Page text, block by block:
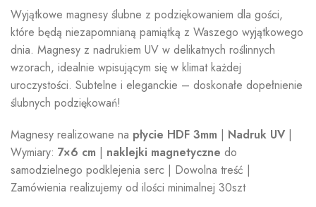
Wyjątkowe magnesy ślubne z podziękowaniem dla gości,
które będą niezapomnianą pamiątką z Waszego wyjątkowego
dnia. Magnesy z nadrukiem UV w delikatnych roślinnych
wzorach, idealnie wpisującym się w klimat każdej
uroczystości. Subtelne i eleganckie – doskonałe dopełnienie
ślubnych podziękowań!
Magnesy realizowane na płycie HDF 3mm | Nadruk UV |
Wymiary: 7×6 cm | naklejki magnetyczne do
samodzielnego podklejenia serc | Dowolna treść |
Zamówienia realizujemy od ilości minimalnej 30szt